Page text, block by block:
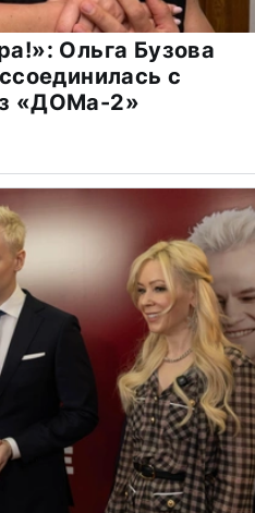
Ольга Бузова
с
«ДОМа-2»